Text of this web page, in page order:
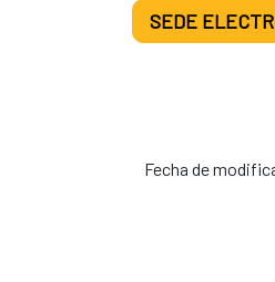
Oficina de la
Senegal
Oficina de la
SEDE
Fecha de